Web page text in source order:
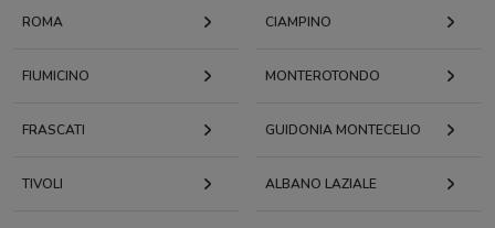
ROMA CIAMPINO
FIUMICINO MONTEROTONDO
FRASCATI GUIDONIA MONTECELIO
TIVOLI ALBANO LAZIALE